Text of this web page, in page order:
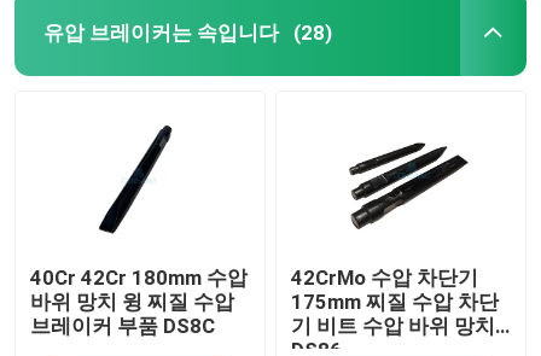
유압 브레이커는 속입니다 (28)
40Cr 42Cr 180mm 수압
바위 망치 윙 찌질 수압
브레이커 부품 DS8C
42CrMo 수압 차단기
175mm 찌질 수압 차단
기 비트 수압 바위 망치
DS86